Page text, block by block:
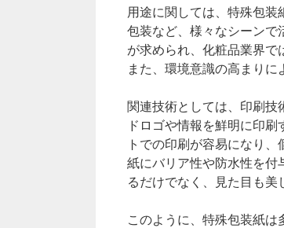
用途に関しては、特殊包
包装など、様々なシーンで
が求められ、化粧品業界で
また、環境意識の高まりに
関連技術としては、印刷技
ドロゴや情報を鮮明に印
トでの印刷が容易になり
紙にバリア性や防水性を付
るだけでなく、見た目も美
このように、特殊包装紙